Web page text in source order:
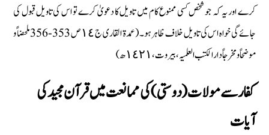
کرے اور یہ کہ جو شخص کسی ممنوع کام میں تاویل کا دعویٰ کرے تو اس کی تاویل قبول کی
جائے گی خواہ اس کی تاویل خلاف ظاہر ہو۔ (عمدۃ القاری ج ١٤ ص 353-356 ملحضاً و
موضحاً و مخرجاً دارالکتب العلمیہ، بیروت، ١٤٢١ ھ)
کفار سے مولات (دوستی) کی ممانعت میں قرآن مجید کی
آیات